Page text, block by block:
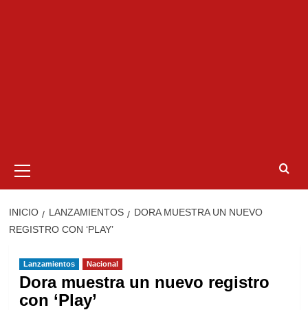
primario
INICIO LANZAMIENTOS
DORA MUESTRA UN NUEVO
REGISTRO CON ‘PLAY’
Lanzamientos Nacional
Dora muestra un nuevo registro
con ‘Play’